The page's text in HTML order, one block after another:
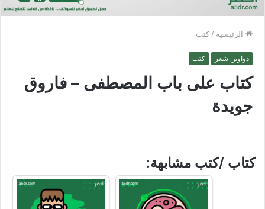
الرئيسية / كتب
دواوين شعر كتب
كتاب على باب المصطفى – فاروق
جويدة
كتاب /كتب مشابهة: